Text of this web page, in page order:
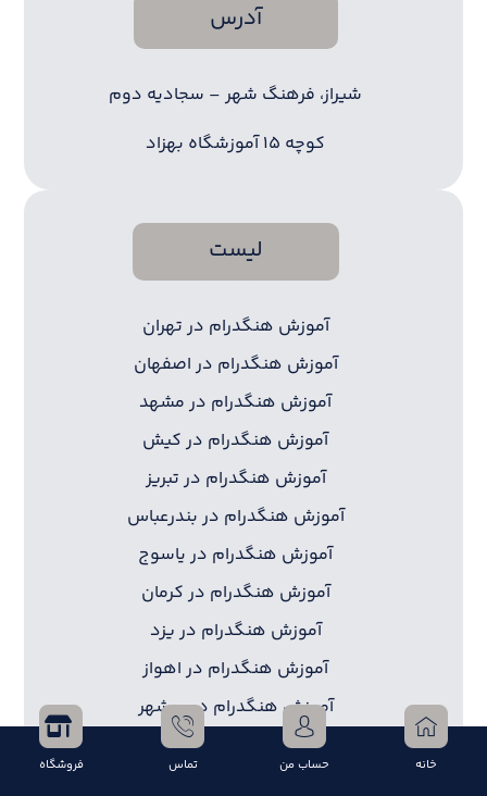
آدرس
شیراز، فرهنگ شهر – سجادیه دوم
کوچه ۱۵ آموزشگاه بهزاد
لیست
آموزش هنگدرام در تهران
آموزش هنگدرام در اصفهان
آموزش هنگدرام در مشهد
آموزش هنگدرام در کیش
آموزش هنگدرام در تبریز
آموزش هنگدرام در بندرعباس
آموزش هنگدرام در یاسوج
آموزش هنگدرام در کرمان
آموزش هنگدرام در یزد
آموزش هنگدرام در اهواز
آموزش هنگدرام در بوشهر
آموزش هنگدرام در کرج
خانه حساب من تماس فروشگاه